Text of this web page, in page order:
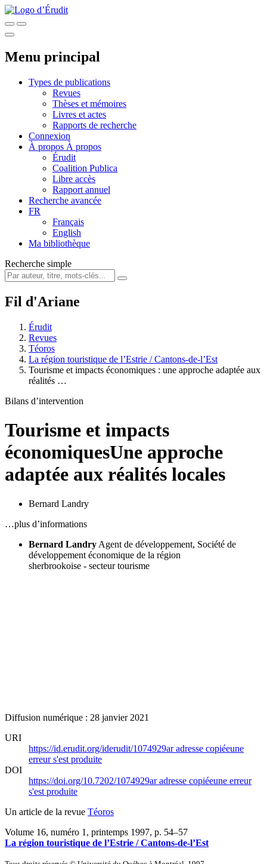
Menu principal
Types de publications
Revues
Thèses et mémoires
Livres et actes
Rapports de recherche
Connexion
À propos À propos
Érudit
Coalition Publica
Libre accès
Rapport annuel
Recherche avancée
FR
Français
English
Ma bibliothèque
Recherche simple
Fil d'Ariane
Érudit
Revues
Téoros
La région touristique de l’Estrie / Cantons-de-l’Est
Tourisme et impacts économiques : une approche adaptée aux
réalités …
Bilans d’intervention
Tourisme et impacts
économiquesUne approche
adaptée aux réalités locales
Bernard Landry
…plus d’informations
Bernard Landry Agent de développement, Société de
développement économique de la région
sherbrookoise - secteur tourisme
Diffusion numérique : 28 janvier 2021
URI
https://id.erudit.org/iderudit/1074929aradresse copiéeune
erreur s'est produite
DOI
https://doi.org/10.7202/1074929aradresse copiéeune erreur
s'est produite
Un article de la revue Téoros
Volume 16, numéro 1, printemps 1997, p. 54–57
La région touristique de l’Estrie / Cantons-de-l’Est